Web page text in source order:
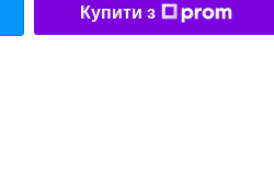
Купити з